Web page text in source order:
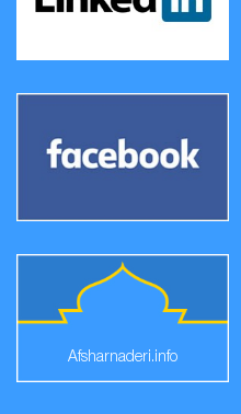
Afsharnaderi.info